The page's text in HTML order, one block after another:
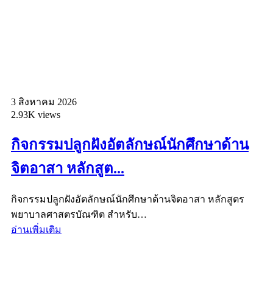
3 สิงหาคม 2026
2.93K views
กิจกรรมปลูกฝังอัตลักษณ์นักศึกษาด้าน
จิตอาสา หลักสูต...
กิจกรรมปลูกฝังอัตลักษณ์นักศึกษาด้านจิตอาสา หลักสูตร
พยาบาลศาสตรบัณฑิต สำหรับ…
อ่านเพิ่มเติม